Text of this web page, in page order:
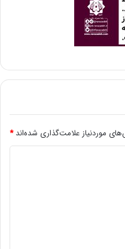
موردنیاز علامت‌گذاری شده‌اند*